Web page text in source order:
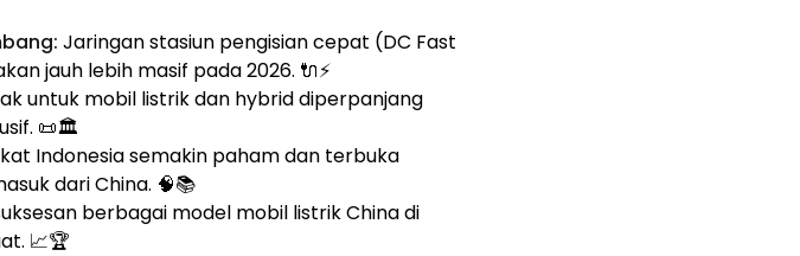
Jaringan stasiun pengisian cepat (DC Fast
jauh lebih masif pada 2026. 🔌⚡
untuk mobil listrik dan hybrid diperpanjang
📜🏛️
Indonesia semakin paham dan terbuka
dari China. 🧠📚
berbagai model mobil listrik China di
📈🏆